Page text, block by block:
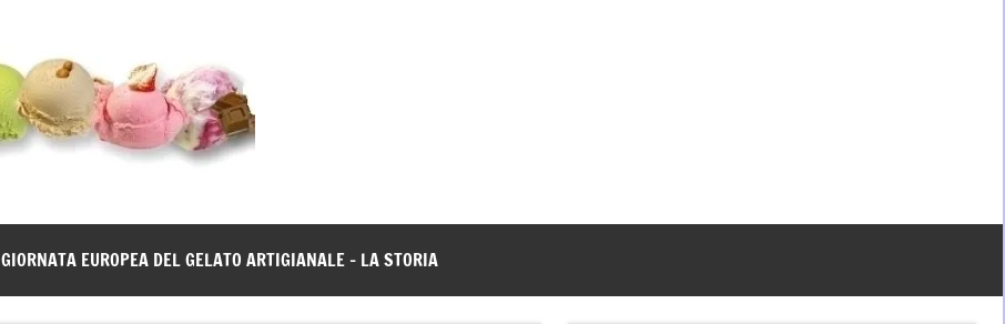
artigianale
GIORNATA EUROPEA DEL GELATO ARTIGIANALE – LA STORIA